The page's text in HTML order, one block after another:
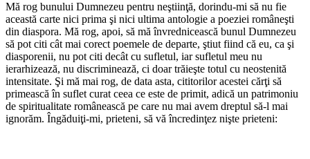
Mă rog bunului Dumnezeu pentru neştiinţă, dorindu-mi să nu fie
această carte nici prima şi nici ultima antologie a poeziei româneşti
din diaspora. Mă rog, apoi, să mă învrednicească bunul Dumnezeu
să pot citi cât mai corect poemele de departe, ştiut fiind că eu, ca şi
diasporenii, nu pot citi decât cu sufletul, iar sufletul meu nu
ierarhizează, nu discriminează, ci doar trăieşte totul cu neostenită
intensitate. Şi mă mai rog, de data asta, cititorilor acestei cărţi să
primească în suflet curat ceea ce este de primit, adică un patrimoniu
de spiritualitate românească pe care nu mai avem dreptul să-l mai
ignorăm. Îngăduiţi-mi, prieteni, să vă încredinţez nişte prieteni: